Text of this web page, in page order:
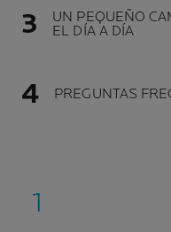
UN PEQUEÑO
EL DÍA A DÍA
PREGUNTAS